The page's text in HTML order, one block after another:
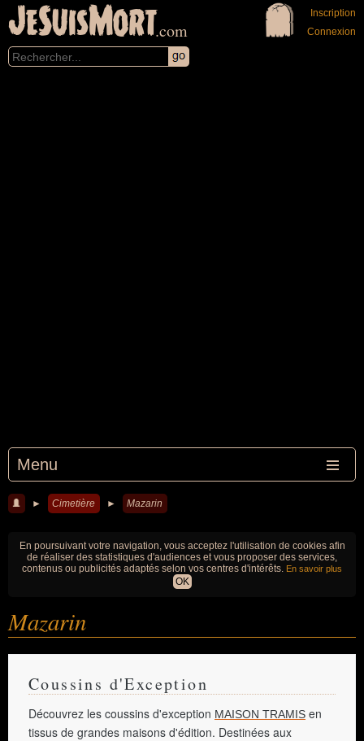
JeSuisMort.com
Menu
Inscription
Connexion
► Cimetière ► Mazarin
En poursuivant votre navigation, vous acceptez l'utilisation de cookies afin
de réaliser des statistiques d'audiences et vous proposer des services,
contenus ou publicités adaptés selon vos centres d'intérêts. En savoir plus
OK
Mazarin
Coussins d'Exception
Découvrez les coussins d'exception MAISON TRAMIS en
tissus de grandes maisons d'édition. Destinées aux